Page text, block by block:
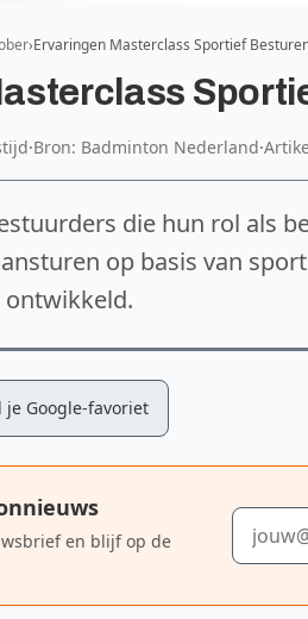
Ervaringen Masterclass Sportief
·Bron: Badminton Nederland·
die hun rol als
op basis van
Google-favoriet
en blijf op de
E-